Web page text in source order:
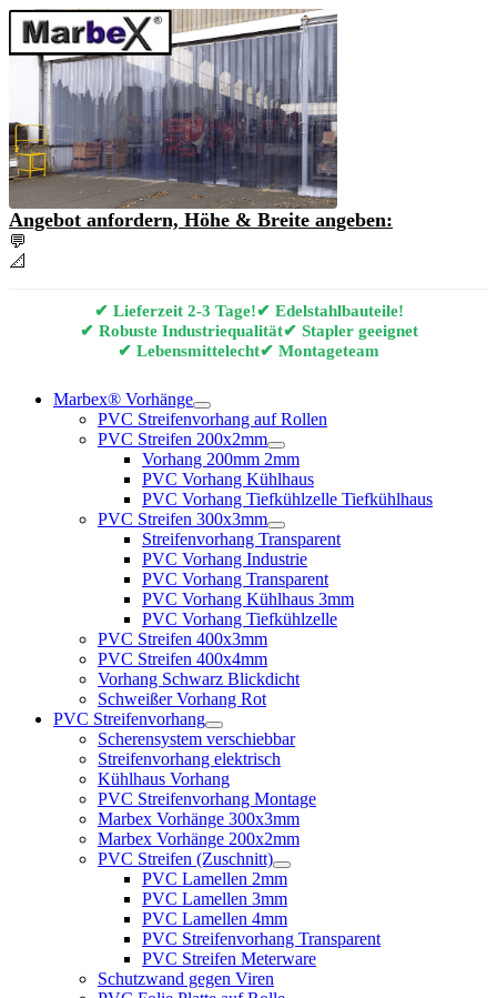
Angebot anfordern, Höhe & Breite angeben:
💬
📐
✔ Lieferzeit 2-3 Tage!✔ Edelstahlbauteile!
✔ Robuste Industriequalität✔ Stapler geeignet
✔ Lebensmittelecht✔ Montageteam
Marbex® Vorhänge
PVC Streifenvorhang auf Rollen
PVC Streifen 200x2mm
Vorhang 200mm 2mm
PVC Vorhang Kühlhaus
PVC Vorhang Tiefkühlzelle Tiefkühlhaus
PVC Streifen 300x3mm
Streifenvorhang Transparent
PVC Vorhang Industrie
PVC Vorhang Transparent
PVC Vorhang Kühlhaus 3mm
PVC Vorhang Tiefkühlzelle
PVC Streifen 400x3mm
PVC Streifen 400x4mm
Vorhang Schwarz Blickdicht
Schweißer Vorhang Rot
PVC Streifenvorhang
Scherensystem verschiebbar
Streifenvorhang elektrisch
Kühlhaus Vorhang
PVC Streifenvorhang Montage
Marbex Vorhänge 300x3mm
Marbex Vorhänge 200x2mm
PVC Streifen (Zuschnitt)
PVC Lamellen 2mm
PVC Lamellen 3mm
PVC Lamellen 4mm
PVC Streifenvorhang Transparent
PVC Streifen Meterware
Schutzwand gegen Viren